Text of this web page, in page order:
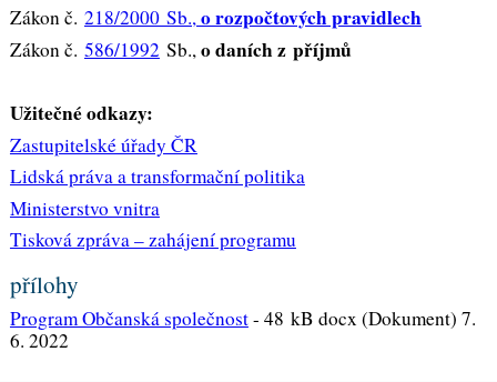
Zákon č. 218/2000 Sb.,o rozpočtových pravidlech
Zákon č. 586/1992 Sb.,o daních z příjmů
Užitečné odkazy:
Zastupitelské úřady ČR
Lidská práva a transformační politika
Ministerstvo vnitra
Tisková zpráva – zahájení programu
přílohy
Program Občanská společnost- 48 kB docx (Dokument) 7.
6. 2022